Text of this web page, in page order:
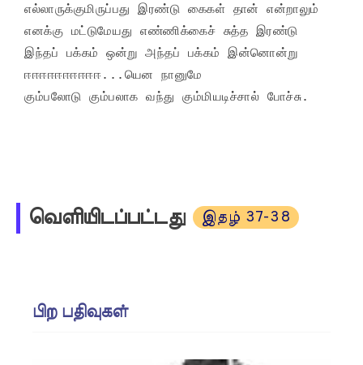
எல்லாருக்குமிருப்பது இரண்டு கைகள் தான் என்றாலும்
எனக்கு மட்டுமேயது எண்ணிக்கைச் சுத்த இரண்டு
இந்தப் பக்கம் ஒன்று அந்தப் பக்கம் இன்னொன்று
ஈஈஈஈஈஈஈஈஈஈ...யென நானுமே
கும்பலோடு கும்பலாக வந்து கும்மியடிச்சால் போச்சு.
வெளியிடப்பட்டது இதழ் 37-38
பிற பதிவுகள்